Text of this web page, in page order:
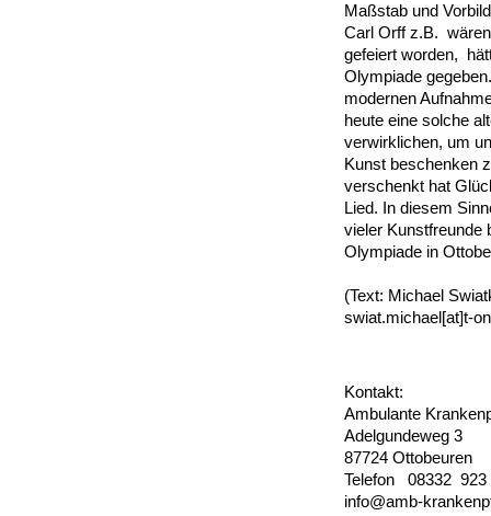
Maßstab und
Carl Orff z.B.
gefeiert worden,
Olympiade
modernen
heute eine solche
verwirklichen, um
Kunst beschenken
verschenkt hat
Lied. In diesem
vieler Kunstfreunde
Olympiade
(Text: Michael
swiat.michael[at]t-
Kontakt:
Ambulante
Adelgundeweg 3
87724 Ottobeuren
Telefon 08332 923
info@amb-